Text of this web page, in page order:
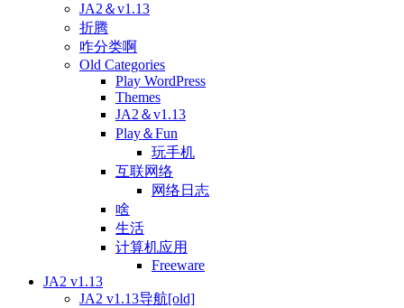
JA2＆v1.13
折腾
咋分类啊
Old Categories
Play WordPress
Themes
JA2＆v1.13
Play＆Fun
玩手机
互联网络
网络日志
啥
生活
计算机应用
Freeware
JA2 v1.13
JA2 v1.13导航[old]